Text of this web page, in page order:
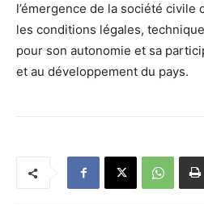
l’émergence de la société
les conditions légales,
pour son autonomie et sa
et au développement du pays.